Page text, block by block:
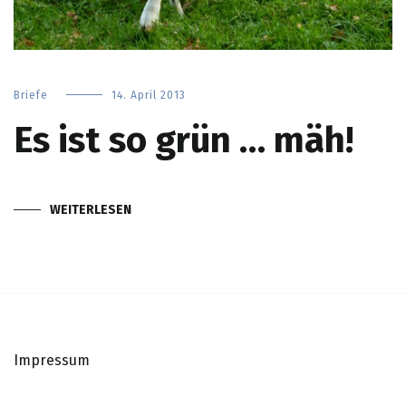
Briefe 14. April 2013
Es ist so grün … mäh!
WEITERLESEN
Impressum